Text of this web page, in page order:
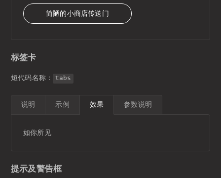
简陋的小商店传送门
标签卡
短代码名称： tabs
说明 示例 效果 参数说明
如你所见
提示及警告框